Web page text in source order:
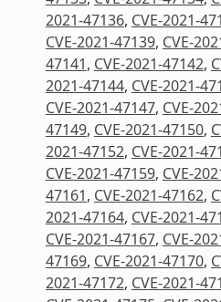
2021-47136, CVE-2021-
CVE-2021-47139, CVE-
47141, CVE-2021-47142,
2021-47144, CVE-2021-
CVE-2021-47147, CVE-
47149, CVE-2021-47150,
2021-47152, CVE-2021-
CVE-2021-47159, CVE-
47161, CVE-2021-47162,
2021-47164, CVE-2021-
CVE-2021-47167, CVE-
47169, CVE-2021-47170,
2021-47172, CVE-2021-